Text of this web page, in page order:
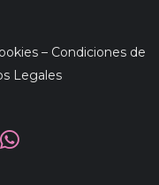
– Condiciones de
Legales